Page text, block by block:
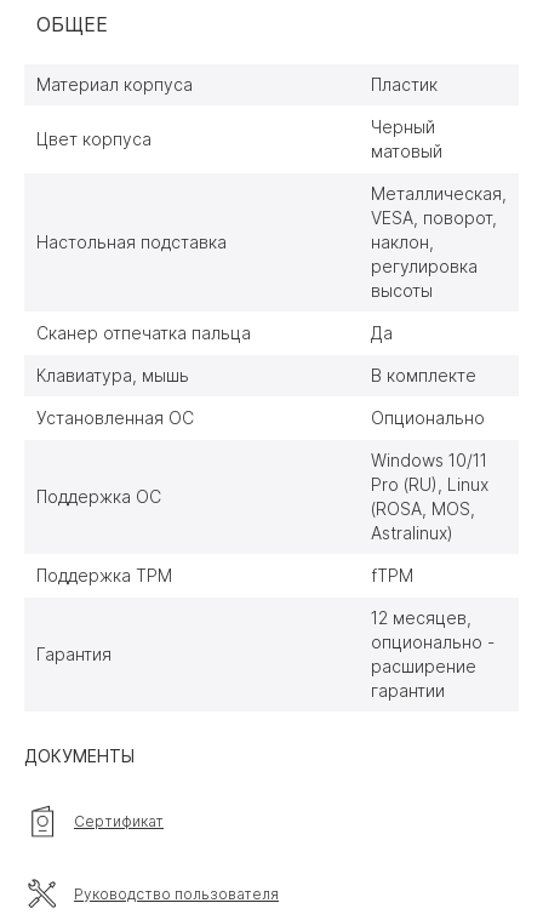
ОБЩЕЕ
Материал корпуса Пластик
Цвет корпуса
Черный
матовый
Настольная подставка
Металлическая,
VESA, поворот,
наклон,
регулировка
высоты
Сканер отпечатка пальца Да
Клавиатура, мышь В комплекте
Установленная ОС Опционально
Поддержка ОС
Windows 10/11
Pro (RU), Linux
(ROSA, MOS,
Astralinux)
Поддержка TPM fTPM
Гарантия
12 месяцев,
опционально -
расширение
гарантии
ДОКУМЕНТЫ
Сертификат
Руководство пользователя